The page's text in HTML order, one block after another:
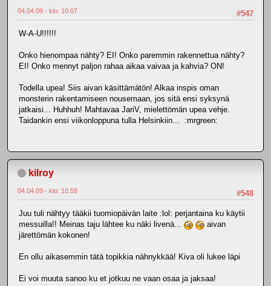
#547
04.04.09 - klo: 10.07
W-A-U!!!!!!
Onko hienompaa nähty? EI! Onko paremmin rakennettua nähty?
EI! Onko mennyt paljon rahaa aikaa vaivaa ja kahvia? ON!
Todella upea! Siis aivan käsittämätön! Alkaa inspis oman
monsterin rakentamiseen nousemaan, jos sitä ensi syksynä
jatkaisi... Huhhuh! Mahtavaa JariV, mielettömän upea vehje.
Taidankin ensi viikonloppuna tulla Helsinkiin... :mrgreen:
kilroy
#548
04.04.09 - klo: 10.59
Juu tuli nähtyy tääkii tuomiopäivän laite :lol: perjantaina ku käytii
messuilla!! Meinas taju lähtee ku näki livenä...
aivan
järettömän kokonen!
En ollu aikasemmin tätä topikkia nähnykkää! Kiva oli lukee läpi
Ei voi muuta sanoo ku et jotkuu ne vaan osaa ja jaksaa!